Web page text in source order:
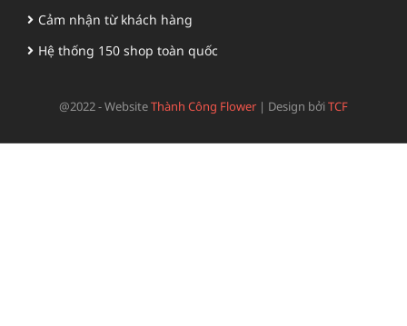
Cảm nhận từ khách hàng
Hệ thống 150 shop toàn quốc
@2022 - WebsiteThành Công Flower | Design bởiTCF